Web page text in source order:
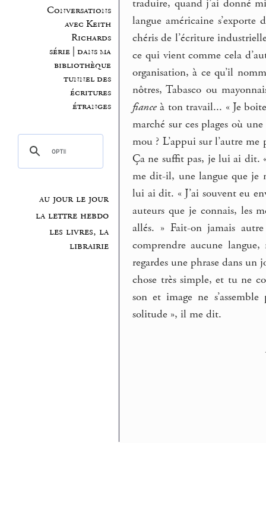
Conversations
avec Keith
Richards
série | dans ma
bibliothèque
tunnel des
écritures
étranges
au jour le jour
la lettre hebdo
les livres, la
librairie
traduire, quand j’ai donné
langue américaine
chéris de l’écriture
ce qui vient comme cela
organisation, à ce qu’il
nôtres, Tabasco ou
fiance à ton travail... « Je
marché sur ces plages où
mou ? L’appui sur l’autre
Ça ne suffit pas, je lui ai dit.
me dit-il, une langue que je
lui ai dit. « J’ai souvent eu
auteurs que je connais, les
allés. » Fait-on jamais
comprendre aucune
regardes une phrase dans
chose très simple, et tu ne
son et image ne
solitude », il me dit.